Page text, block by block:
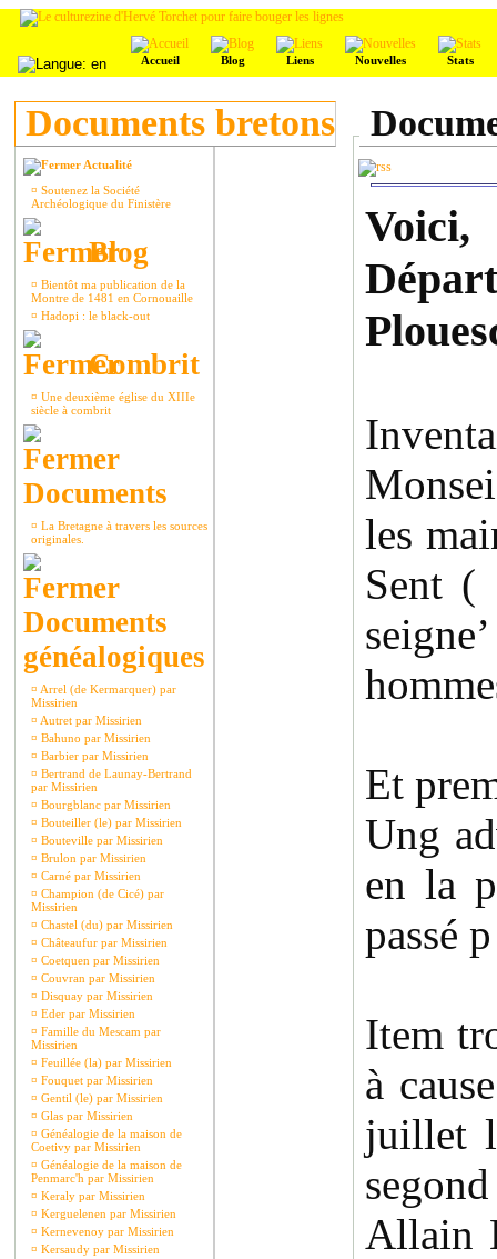
Accueil Blog Liens Nouvelles Stats
Documents bretons
Actualité
¤ Soutenez la Société
Archéologique du Finistère
Blog
¤ Bientôt ma publication de la
Montre de 1481 en Cornouaille
¤ Hadopi : le black-out
Combrit
¤ Une deuxième église du XIIIe
siècle à combrit
Documents
¤ La Bretagne à travers les sources
originales.
Documents
généalogiques
¤ Arrel (de Kermarquer) par
Missirien
¤ Autret par Missirien
¤ Bahuno par Missirien
¤ Barbier par Missirien
¤ Bertrand de Launay-Bertrand
par Missirien
¤ Bourgblanc par Missirien
¤ Bouteiller (le) par Missirien
¤ Bouteville par Missirien
¤ Brulon par Missirien
¤ Carné par Missirien
¤ Champion (de Cicé) par
Missirien
¤ Chastel (du) par Missirien
¤ Châteaufur par Missirien
¤ Coetquen par Missirien
¤ Couvran par Missirien
¤ Disquay par Missirien
¤ Eder par Missirien
¤ Famille du Mescam par
Missirien
¤ Feuillée (la) par Missirien
¤ Fouquet par Missirien
¤ Gentil (le) par Missirien
¤ Glas par Missirien
¤ Généalogie de la maison de
Coetivy par Missirien
¤ Généalogie de la maison de
Penmarc'h par Missirien
¤ Keraly par Missirien
¤ Kerguelenen par Missirien
¤ Kernevenoy par Missirien
¤ Kersaudy par Missirien
Voici,
les
Sent (
Et
Ung
en la
passé
Item
à
juillet
Allain